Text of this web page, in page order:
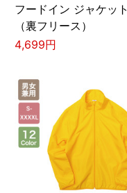
フードイン ジャケット
（裏フリース）
4,699円